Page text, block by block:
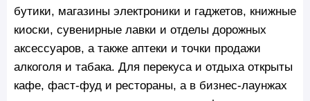
бутики, магазины электроники и гаджетов, книжные
киоски, сувенирные лавки и отделы дорожных
аксессуаров, а также аптеки и точки продажи
алкоголя и табака. Для перекуса и отдыха открыты
кафе, фаст‑фуд и рестораны, а в бизнес‑лаунжах